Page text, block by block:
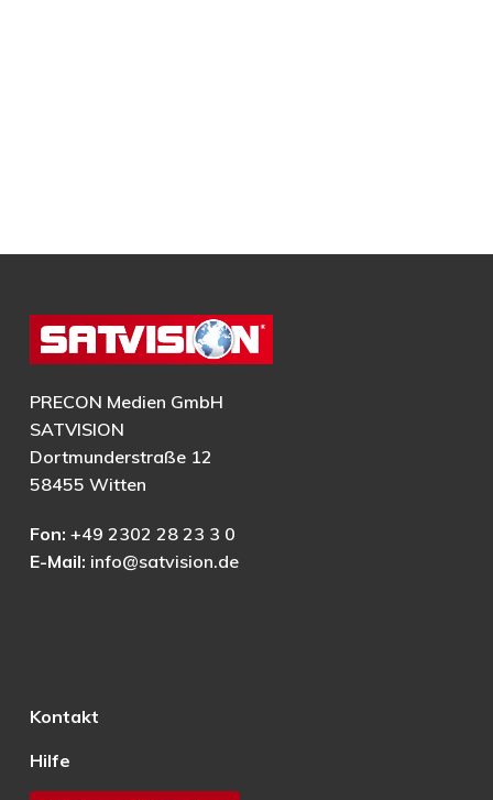
PRECON Medien GmbH
SATVISION
Dortmunderstraße 12
58455 Witten
Fon: +49 2302 28 23 3 0
E-Mail: info@satvision.de
Kontakt
Hilfe